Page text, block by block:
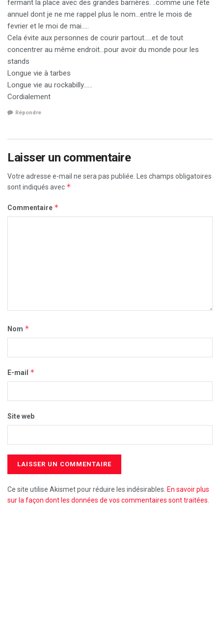
fermant la place avec des grandes barrières. ..comme une fête
annuel dont je ne me rappel plus le nom…entre le mois de
fevrier et le moi de mai…..
Cela évite aux personnes de courir partout…..et de tout
concentrer au même endroit…pour avoir du monde pour les
stands
Longue vie à tarbes
Longue vie au rockabilly……
Cordialement
Répondre
Laisser un commentaire
Votre adresse e-mail ne sera pas publiée. Les champs obligatoires
sont indiqués avec *
Commentaire *
Nom *
E-mail *
Site web
Ce site utilise Akismet pour réduire les indésirables. En savoir plus
sur la façon dont les données de vos commentaires sont traitées.